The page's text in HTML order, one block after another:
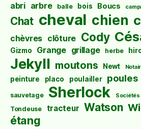
abri arbre balle bois Boucs
Chat cheval chien
chèvres clôture Cody
Gizmo Grange grillage herbe
Jekyll moutons Newt
peinture placo poulailler poules
sauvetage Sherlock Sociétés
Tondeuse tracteur Watson
étang